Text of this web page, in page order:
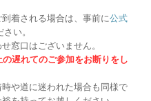
着される場合は、事前に公式
い。
窓口はございません。
の遅れてのご参加をお断りをし
や道に迷われた場合も同様で